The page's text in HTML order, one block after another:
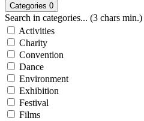
Categories 0
Search in categories... (3 chars min.)
Activities
Charity
Convention
Dance
Environment
Exhibition
Festival
Films